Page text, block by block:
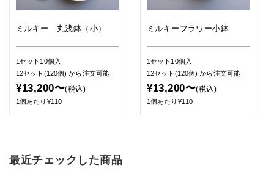
ミルキー 丸浅鉢（小）
1セット10個入
12セット(120個)から注文可能
¥13,200〜(税込)
1個あたり¥110
ミルキーフラワー小鉢
1セット10個入
12セット(120個)から注文可能
¥13,200〜(税込)
1個あたり¥110
最近チェックした商品